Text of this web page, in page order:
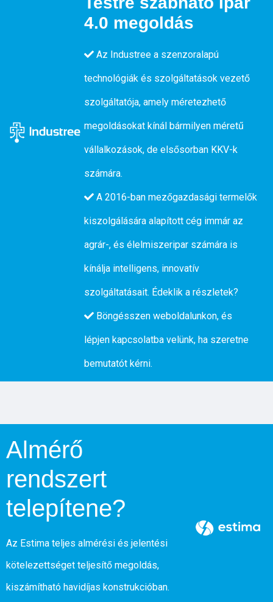
4.0 megoldás
Az Industree a szenzoralapú
technológiák és szolgáltatások vezető
szolgáltatója, amely méretezhető
megoldásokat kínál bármilyen méretű
vállalkozások, de elsősorban KKV-k
számára.
A 2016-ban mezőgazdasági termelők
kiszolgálására alapított cég immár az
agrár-, és élelmiszeripar számára is
kínálja intelligens, innovatív
szolgáltatásait. Édeklik a részletek?
Böngésszen weboldalunkon, és
lépjen kapcsolatba velünk, ha szeretne
bemutatót kérni.
Almérő
rendszert
telepítene?
Az Estima teljes almérési és jelentési
kötelezettséget teljesítő megoldás,
kiszámítható havidíjas konstrukcióban.